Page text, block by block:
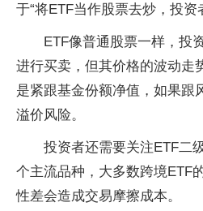
于“将ETF当作股票去炒，投资
ETF像普通股票一样，投
进行买卖，但其价格的波动走
是紧跟基金份额净值，如果跟
溢价风险。
投资者还需要关注ETF二
个主流品种，大多数跨境ETF
性差会造成交易摩擦成本。